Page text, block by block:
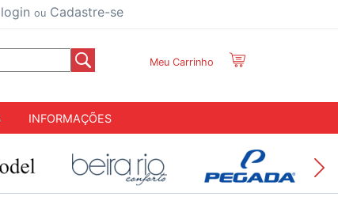
ou Cadastre-se
Meu Carrinho
INFORMAÇÕES